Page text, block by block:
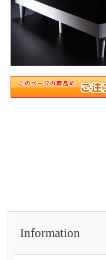
Information